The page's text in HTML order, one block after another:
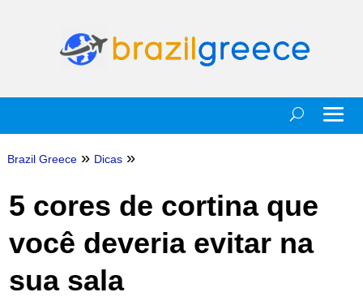
Brazil Greece » Dicas »
5 cores de cortina que
você deveria evitar na
sua sala